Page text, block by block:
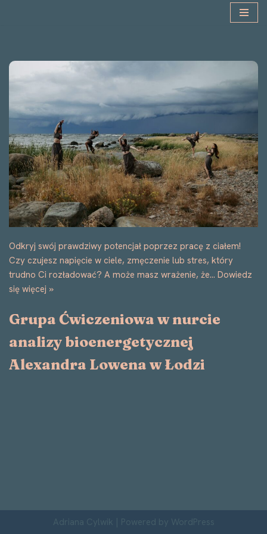
treści
Odkryj swój prawdziwy potencjał poprzez pracę z ciałem!
Czy czujesz napięcie w ciele, zmęczenie lub stres, który
trudno Ci rozładować? A może masz wrażenie, że… Dowiedz
się więcej »
Grupa Ćwiczeniowa w nurcie
analizy bioenergetycznej
Alexandra Lowena w Łodzi
Adriana Cylwik | Powered by WordPress